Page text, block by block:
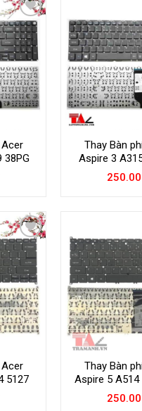
Add to
Wishlist
38PG
Thay Bàn
Aspire 3
Add to
Wishlist
5127
Thay Bàn
Aspire 5 A514